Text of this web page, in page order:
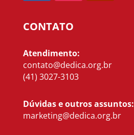
CONTATO
Atendimento:
contato@dedica.org.br
(41) 3027-3103
Dúvidas e outros assuntos:
marketing@dedica.org.br